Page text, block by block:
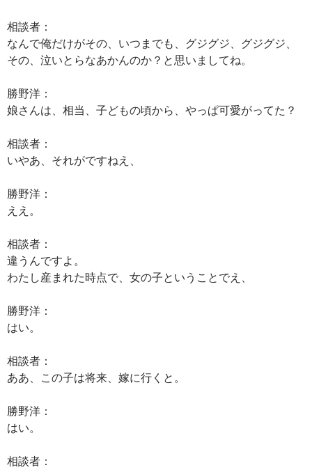
相談者：
なんで俺だけがその、いつまでも、グジグジ、グジグジ、
その、泣いとらなあかんのか？と思いましてね。
勝野洋：
娘さんは、相当、子どもの頃から、やっぱ可愛がってた？
相談者：
いやあ、それがですねえ、
勝野洋：
ええ。
相談者：
違うんですよ。
わたし産まれた時点で、女の子ということでえ、
勝野洋：
はい。
相談者：
ああ、この子は将来、嫁に行くと。
勝野洋：
はい。
相談者：